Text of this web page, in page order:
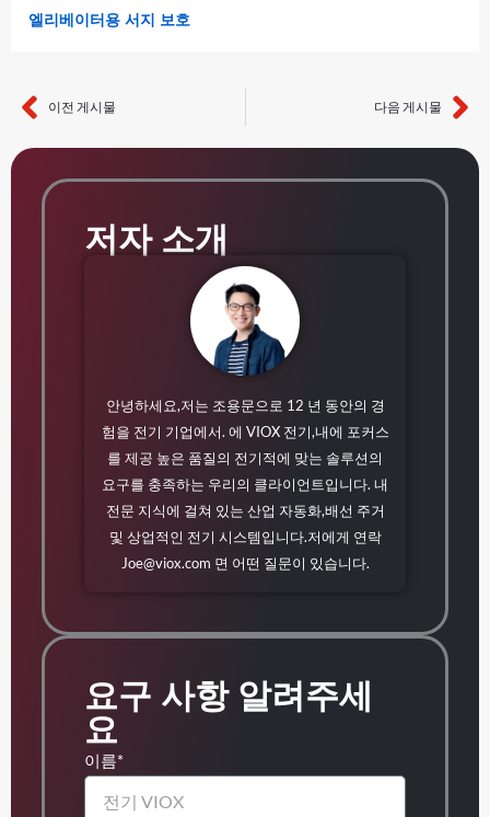
엘리베이터용 서지 보호
이전
이전 게시물 다음 게시물
저자 소개
안녕하세요,저는 조용문으로 12 년 동안의 경
험을 전기 기업에서. 에 VIOX 전기,내에 포커스
를 제공 높은 품질의 전기적에 맞는 솔루션의
요구를 충족하는 우리의 클라이언트입니다. 내
전문 지식에 걸쳐 있는 산업 자동화,배선 주거
및 상업적인 전기 시스템입니다.저에게 연락
Joe@viox.com 면 어떤 질문이 있습니다.
요구 사항 알려주세
요
이름*